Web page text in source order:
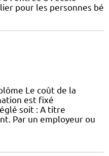
pour les personnes bé
Le coût de la
est fixé
soit : A titre
Par un employeur ou